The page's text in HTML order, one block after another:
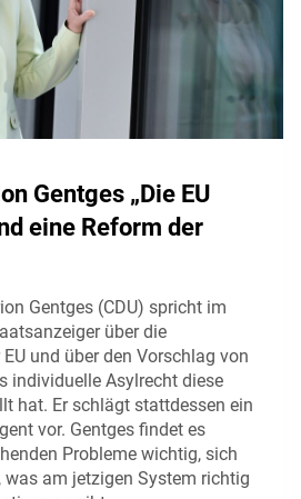
Gentges „Die EU
eine Reform der
Gentges (CDU) spricht im
über die
und über den Vorschlag von
individuelle Asylrecht diese
hat. Er schlägt stattdessen ein
vor. Gentges findet es
Probleme wichtig, sich
am jetzigen System richtig